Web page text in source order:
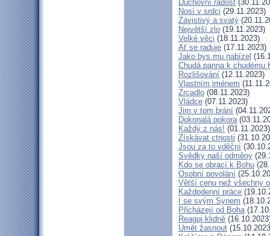
Duchovní radost
Nosí v srdci (29.11.2023)
Závistivý a svatý
Největší zlo (19.11.2023)
Velké věci (18.11.2023)
Ať se raduje (17.11.2023)
Jako bys mu nabízel
Chudá panna k chudému
Rozlišování (12.11.2023)
Vlastním jménem
Zrcadlo (08.11.2023)
Vládce (07.11.2023)
Jim v tom brání
Dokonalá pokora
Každý z nás! (01.11.2023)
Získávat ctnosti
Jsou za to vděční
Svědky naší odměny
Kdo se obrací k Bohu
Osobní povolání
Větší cenu než všechny
Každodenní práce
I se svým Synem
Přicházejí od Boha
Reaguj klidně
Umět žasnout